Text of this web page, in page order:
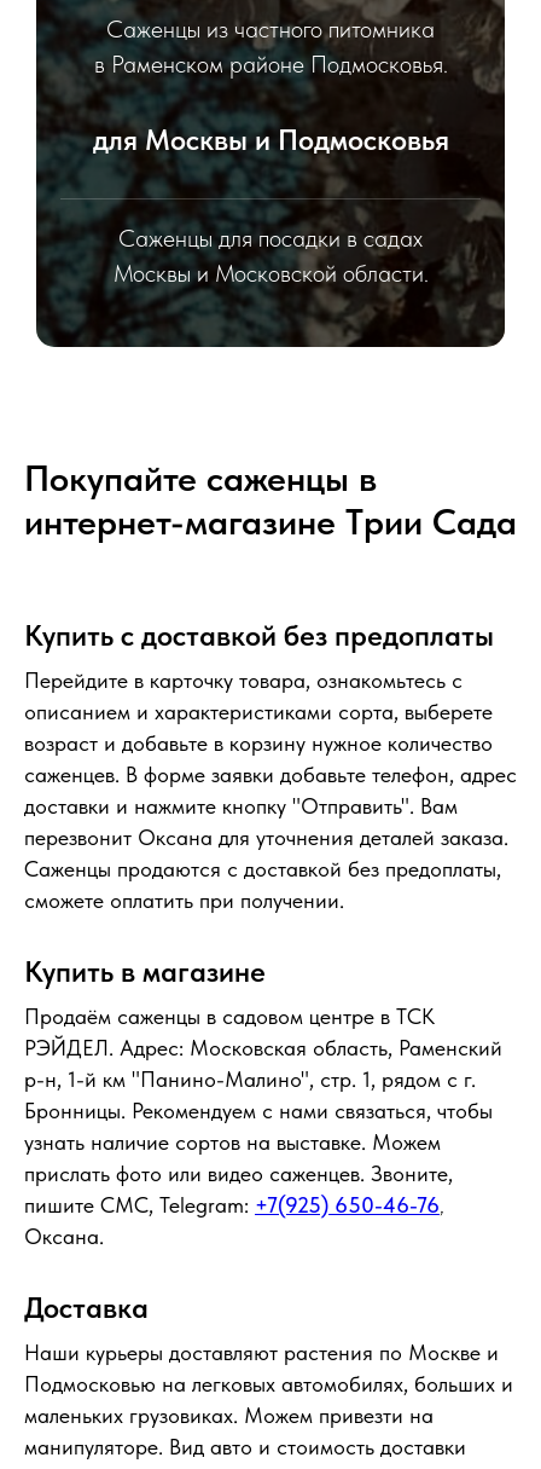
Саженцы из частного питомника
в Раменском районе Подмосковья.
для Москвы и Подмосковья
Саженцы для посадки в садах
Москвы и Московской области.
Покупайте саженцы в
интернет-магазине Tрии Сада
Купить с доставкой без предоплаты
Перейдите в карточку товара, ознакомьтесь с
описанием и характеристиками сорта, выберете
возраст и добавьте в корзину нужное количество
саженцев. В форме заявки добавьте телефон, адрес
доставки и нажмите кнопку "Отправить". Вам
перезвонит Оксана для уточнения деталей заказа.
Саженцы продаются с доставкой без предоплаты,
сможете оплатить при получении.
Купить в магазине
Продаём саженцы в садовом центре в ТСК
РЭЙДЕЛ. Адрес: Московская область, Раменский
р-н, 1-й км "Панино-Малино", стр. 1, рядом с г.
Бронницы. Рекомендуем с нами связаться, чтобы
узнать наличие сортов на выставке. Можем
прислать фото или видео саженцев. Звоните,
пишите СМС, Telegram: +7(925) 650-46-76,
Оксана.
Доставка
Наши курьеры доставляют растения по Москве и
Подмосковью на легковых автомобилях, больших и
маленьких грузовиках. Можем привезти на
манипуляторе. Вид авто и стоимость доставки